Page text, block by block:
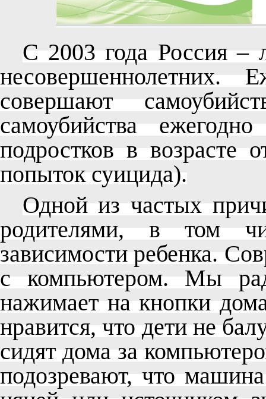
С 2003 года Россия –
совершают
самоубийства
подростков в возрасте
попыток суицида).
Одной из частых
родителями, в том
зависимости ребенка.
с компьютером. Мы
нажимает на кнопки
нравится, что дети не
сидят дома за
подозревают, что